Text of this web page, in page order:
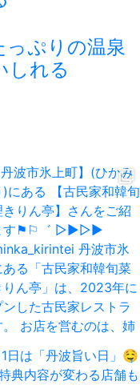
っぷりの温泉
しれる